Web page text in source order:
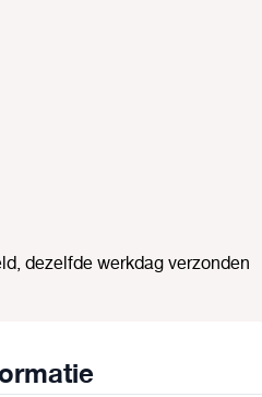
dezelfde werkdag verzonden